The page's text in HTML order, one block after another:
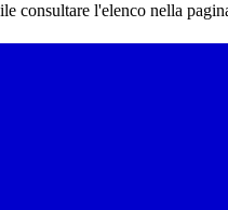
consultare l'elenco nella